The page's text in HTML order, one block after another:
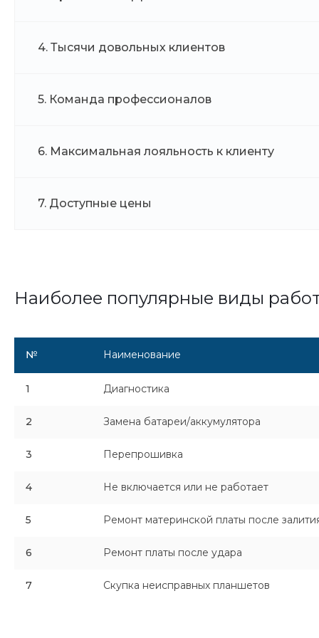
4. Тысячи довольных клиентов
5. Команда профессионалов
6. Максимальная лояльность к клиенту
7. Доступные цены
Наиболее популярные виды
№ Наименование
1 Диагностика
2 Замена батареи/аккумулятора
3 Перепрошивка
4 Не включается или не работает
5 Ремонт материнской платы после
6 Ремонт платы после удара
7 Скупка неисправных планшетов